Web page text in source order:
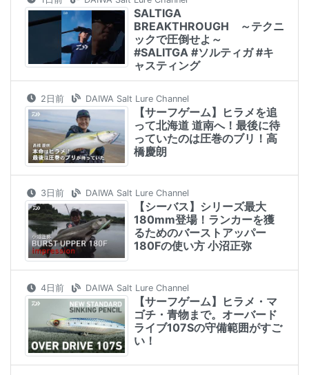
SALTIGA
BREAKTHROUGH ～テクニ
ックで圧倒せよ～
#SALITGA #ソルティガ #キ
ャスティング
2日前 DAIWA Salt Lure Channel
【サーフゲーム】ヒラメを追
って北海道 道南へ！最後に待
っていたのは圧巻のブリ！高
橋慶朗
3日前 DAIWA Salt Lure Channel
【シーバス】シリーズ最大
180mm登場！ランカーを獲
るためのバーストアッパー
180Fの使い方 小沼正弥
4日前 DAIWA Salt Lure Channel
【サーフゲーム】ヒラメ・マ
ゴチ・青物まで。オーバード
ライブ107Sの守備範囲がすご
い！